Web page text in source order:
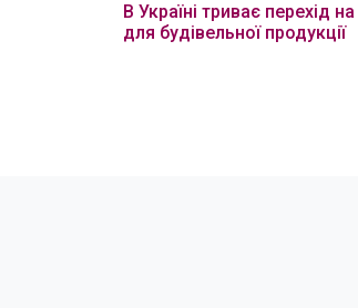
В Україні триває перехід
для будівельної продукції